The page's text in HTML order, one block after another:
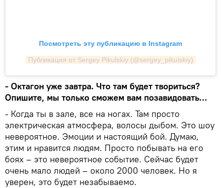
Посмотреть эту публикацию в Instagram
Публикация от Sergey Pikulskiy (@sergey_pikulskiy)
- Октагон уже завтра. Что там будет твориться?
Опишите, мы только сможем вам позавидовать…
- Когда ты в зале, все на ногах. Там просто
электрическая атмосфера, волосы дыбом. Это шоу
невероятное. Эмоции и настоящий бой. Думаю,
этим и нравится людям. Просто побывать на его
боях – это невероятное событие. Сейчас будет
очень мало людей – около 2000 человек. Но я
уверен, это будет незабываемо.